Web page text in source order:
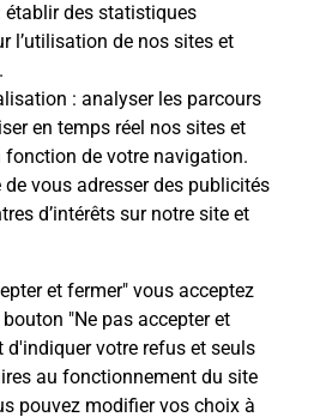
établir des statistiques
l’utilisation de nos sites et
: analyser les parcours
en temps réel nos sites et
de votre navigation.
de vous adresser des publicités
d’intérêts sur notre site et
et fermer" vous acceptez
"Ne pas accepter et
d'indiquer votre refus et seuls
au fonctionnement du site
pouvez modifier vos choix à
résultats de
du permis de
sont autorisées à
du permis de
sur Le Palais